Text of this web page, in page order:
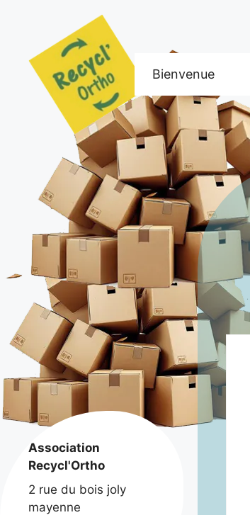
Bienvenue
Association
Recycl'Ortho
2 rue du bois joly
mayenne